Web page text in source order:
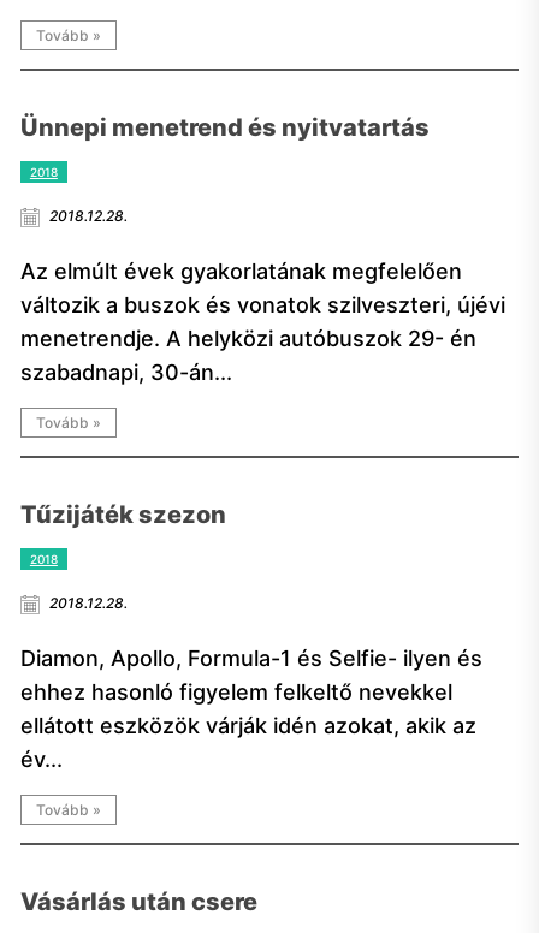
Tovább »
Ünnepi menetrend és nyitvatartás
2018
2018.12.28.
Az elmúlt évek gyakorlatának megfelelően
változik a buszok és vonatok szilveszteri, újévi
menetrendje. A helyközi autóbuszok 29- én
szabadnapi, 30-án...
Tovább »
Tűzijáték szezon
2018
2018.12.28.
Diamon, Apollo, Formula-1 és Selfie- ilyen és
ehhez hasonló figyelem felkeltő nevekkel
ellátott eszközök várják idén azokat, akik az
év...
Tovább »
Vásárlás után csere